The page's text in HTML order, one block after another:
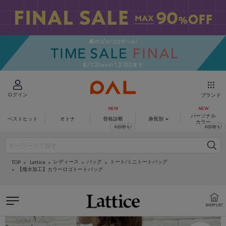
ログイン ブランド
ベストヒット オトナ 骨格診断 身長別
パーソナル
カラー
TOP Lattice レディース バッグ
トート/ミニトートバッグ
【撥水加工】カラーロゴトートバッグ